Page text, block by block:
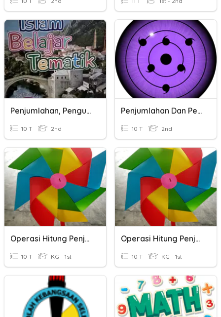
Penjumlahan, Pengurangan, Perkalian, Dan Pembagian.
10 T 2nd
Penjumlahan Dan Pengurangan
10 T 2nd
Operasi Hitung Penjumlahan Dan Pengurangan
10 T KG - 1st
Operasi Hitung Penjumlahan Dan Pengurangan
10 T KG - 1st